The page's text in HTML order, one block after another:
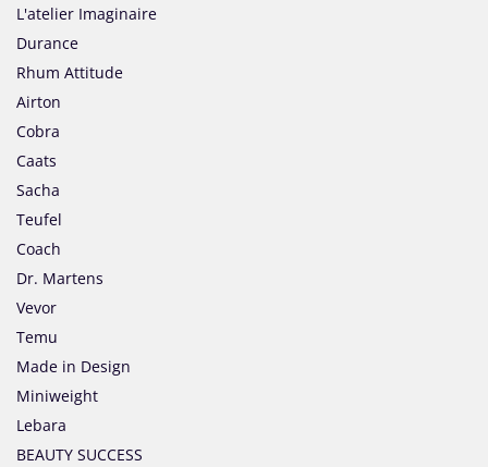
L'atelier Imaginaire
Durance
Rhum Attitude
Airton
Cobra
Caats
Sacha
Teufel
Coach
Dr. Martens
Vevor
Temu
Made in Design
Miniweight
Lebara
BEAUTY SUCCESS